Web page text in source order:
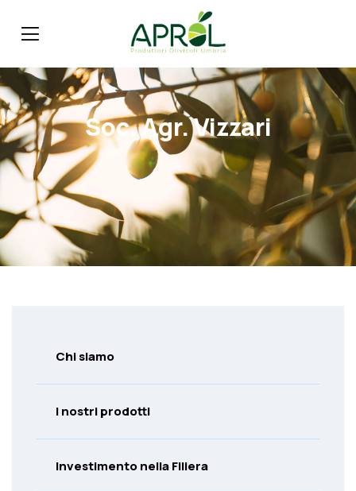
Soc. Agr. Vizzari
Chi siamo
I nostri prodotti
Investimento nella Filiera